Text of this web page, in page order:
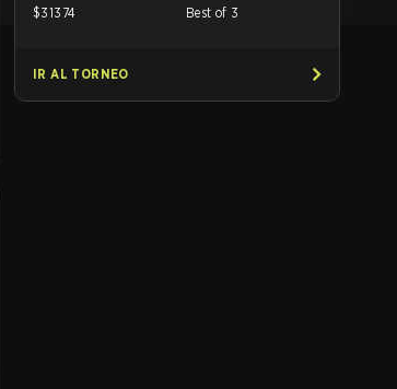
$31374
Best of 3
IR AL TORNEO